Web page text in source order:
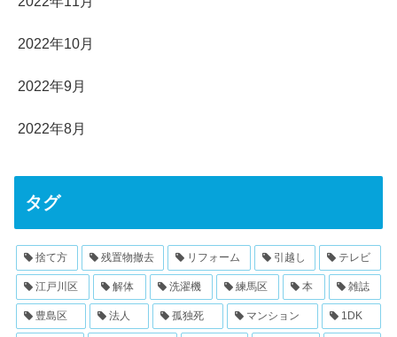
2022年10月
2022年9月
2022年8月
タグ
捨て方 残置物撤去 リフォーム 引越し テレビ
江戸川区 解体 洗濯機 練馬区 本 雑誌
豊島区 法人 孤独死 マンション 1DK